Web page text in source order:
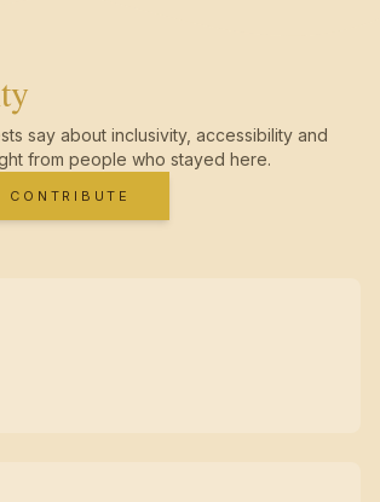
say about inclusivity, accessibility and
from people who stayed here.